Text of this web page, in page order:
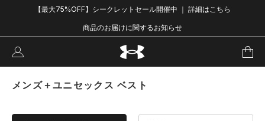
【最大75%OFF】シークレットセール開催中 ｜ 詳細はこちら
商品のお届けに関するお知らせ
メンズ＋ユニセックス ベスト